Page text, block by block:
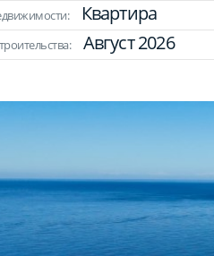
Квартира
Август 2026